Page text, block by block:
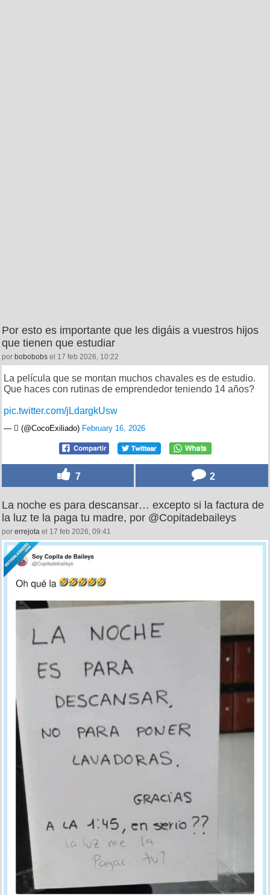
Por esto es importante que les digáis a vuestros hijos
que tienen que estudiar
por bobobobs el 17 feb 2026, 10:22
La película que se montan muchos chavales es de estudio.
Que haces con rutinas de emprendedor teniendo 14 años?
pic.twitter.com/jLdargkUsw
— ‏️ٓ‏️ (@CocoExiliado) February 16, 2026
7 2
La noche es para descansar… excepto si la factura de
la luz te la paga tu madre, por @Copitadebaileys
por errejota el 17 feb 2026, 09:41